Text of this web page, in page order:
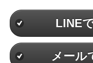
LINE
メール